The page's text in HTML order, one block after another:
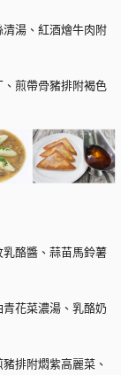
湯、紅酒燴牛肉附
煎帶骨豬排附褐色
酪醬、蒜苗馬鈴薯
花菜濃湯、乳酪奶
排附燜紫高麗菜、